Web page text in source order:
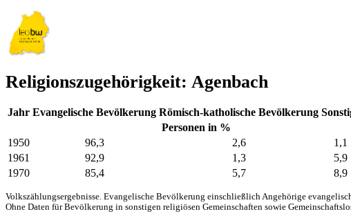
Religionszugehörigkeit: Agenbach
Jahr Evangelische Bevölkerung Römisch-katholische Bevölkerung
Personen in %
1950
96,3 2,6
1,1
1961
92,9 1,3
5,9
1970
85,4 5,7 8,9
Volkszählungsergebnisse. Evangelische Bevölkerung einschließlich Angehörige
Ohne Daten für Bevölkerung in sonstigen religiösen Gemeinschaften sowie